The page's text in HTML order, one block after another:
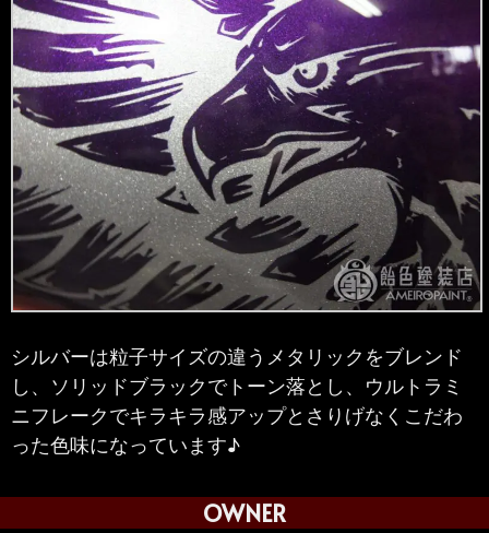
シルバーは粒子サイズの違うメタリックをブレンド
し、ソリッドブラックでトーン落とし、ウルトラミ
ニフレークでキラキラ感アップとさりげなくこだわ
った色味になっています♪
OWNER